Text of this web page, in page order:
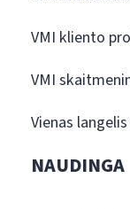
VMI kliento
VMI
Vienas
NAUDINGA